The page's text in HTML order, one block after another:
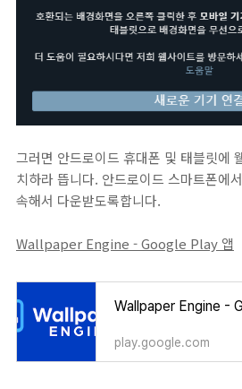
그러면 안드로이드 휴대폰 및 태블릿에
치하라 뜹니다. 안드로이드 스마트폰에
속해서 다운받도록합니다.
Wallpaper Engine - Google Play 앱
Wallpaper Engine -
play.google.com